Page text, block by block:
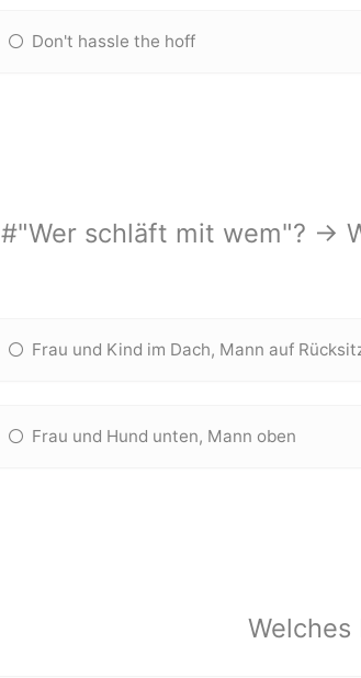
Don't hassle the hoff
#"Wer schläft mit wem"? ->
Frau und Kind im Dach, Mann auf
Frau und Hund unten, Mann oben
Welches